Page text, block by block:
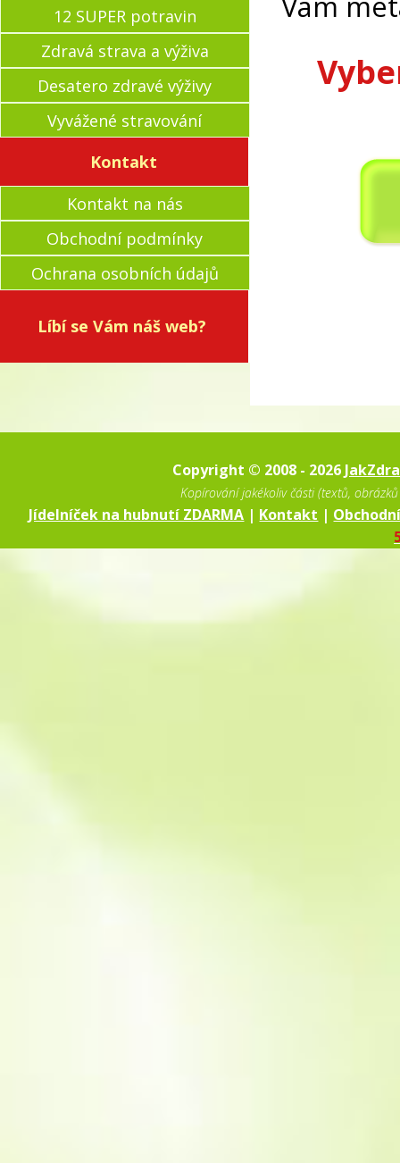
12 SUPER potravin
Zdravá strava a výživa
Desatero zdravé výživy
Vyvážené stravování
Kontakt
Kontakt na nás
Obchodní podmínky
Ochrana osobních údajů
Líbí se Vám náš web?
Copyright © 2008 - 2026
Kopírování jakékoliv části (textů,
Jídelníček na hubnutí ZDARMA | Kontakt |